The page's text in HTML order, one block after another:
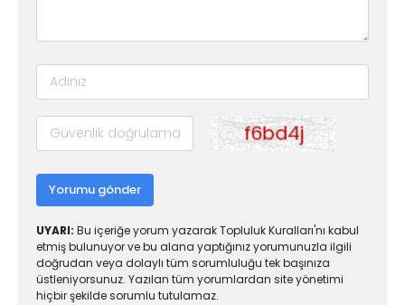
Yorumu gönder
UYARI: Bu içeriğe yorum yazarak Topluluk Kuralları'nı kabul
etmiş bulunuyor ve bu alana yaptığınız yorumunuzla ilgili
doğrudan veya dolaylı tüm sorumluluğu tek başınıza
üstleniyorsunuz. Yazılan tüm yorumlardan site yönetimi
hiçbir şekilde sorumlu tutulamaz.